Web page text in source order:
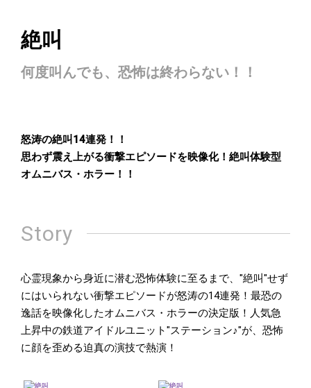
絶叫
何度叫んでも、恐怖は終わらない！！
怒涛の絶叫14連発！！
思わず震え上がる衝撃エピソードを映像化！絶叫体験型
オムニバス・ホラー！！
Story
心霊現象から身近に潜む恐怖体験に至るまで、"絶叫"せず
にはいられない衝撃エピソードが怒涛の14連発！最恐の
逸話を映像化したオムニバス・ホラーの決定版！人気急
上昇中の鉄道アイドルユニット"ステーション♪"が、恐怖
に顔を歪める迫真の演技で熱演！